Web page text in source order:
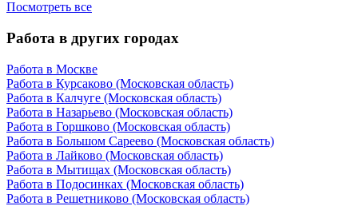
Посмотреть все
Работа в других городах
Работа в Москве
Работа в Курсаково (Московская область)
Работа в Калчуге (Московская область)
Работа в Назарьево (Московская область)
Работа в Горшково (Московская область)
Работа в Большом Сареево (Московская область)
Работа в Лайково (Московская область)
Работа в Мытищах (Московская область)
Работа в Подосинках (Московская область)
Работа в Решетниково (Московская область)